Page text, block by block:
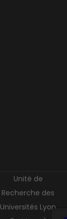
Unité de
Recherche des
Universités Lyon